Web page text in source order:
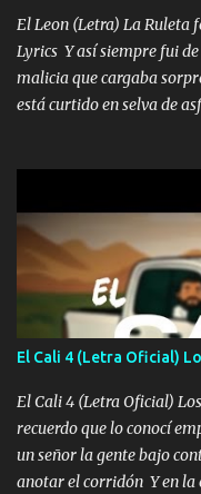
El Leon (Letra) La Ruleta
Lyrics Y así siempre fui
malicia que cargaba
está curtido en selva de
pa más pues hay charola
otra Música Surcando
los lados aquel que no
Ya pasé varias hazañas
de este León los
también la nueve que
al traicionero damos pa
pues hay charola les voy
El Cali 4 (Letra Oficial)
El Cali 4 (Letra Oficial)
recuerdo que lo conocí
un señor la gente bajo
anotar el corridón Y en la